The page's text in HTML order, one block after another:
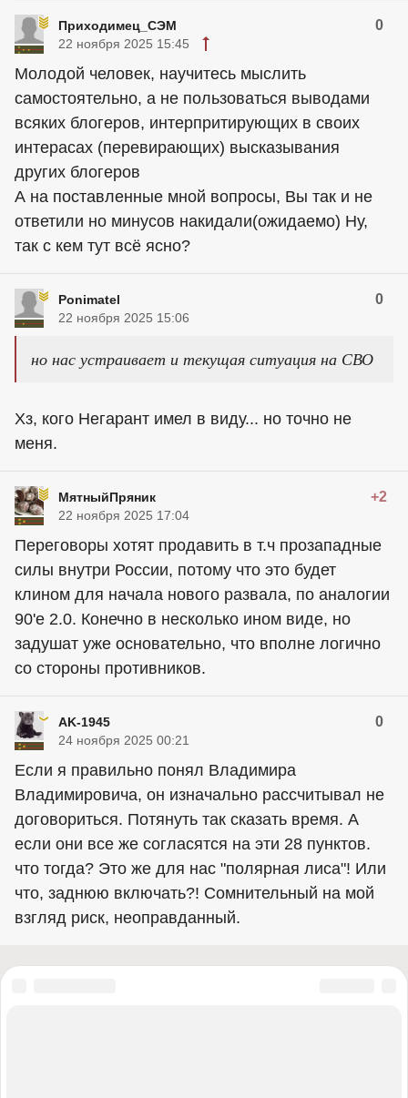
Приходимец_СЭМ 0
22 ноября 2025 15:45
Молодой человек, научитесь мыслить
самостоятельно, а не пользоваться выводами
всяких блогеров, интерпритирующих в своих
интерасах (перевирающих) высказывания
других блогеров
А на поставленные мной вопросы, Вы так и не
ответили но минусов накидали(ожидаемо) Ну,
так с кем тут всё ясно?
Ponimatel 0
22 ноября 2025 15:06
но нас устраивает и текущая ситуация на СВО
Хз, кого Негарант имел в виду... но точно не
меня.
МятныйПряник +2
22 ноября 2025 17:04
Переговоры хотят продавить в т.ч прозападные
силы внутри России, потому что это будет
клином для начала нового развала, по аналогии
90'е 2.0. Конечно в несколько ином виде, но
задушат уже основательно, что вполне логично
со стороны противников.
AK-1945 0
24 ноября 2025 00:21
Если я правильно понял Владимира
Владимировича, он изначально рассчитывал не
договориться. Потянуть так сказать время. А
если они все же согласятся на эти 28 пунктов.
что тогда? Это же для нас "полярная лиса"! Или
что, заднюю включать?! Сомнительный на мой
взгляд риск, неоправданный.